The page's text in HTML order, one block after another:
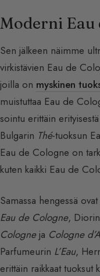
Moderni Eau
Sen jälkeen näimme
virkistävien Eau de
joilla on myskinen
muistuttaa Eau de
sointu erittäin
Bulgarin Thé-tuoksun
Eau de Cologne on
kuten kaikki Eau de
Samassa hengessä
Eau de Cologne, Diorin
Cologneja Cologne
Parfumeurin L’Eau,
erittäin raikkaat tuoksut